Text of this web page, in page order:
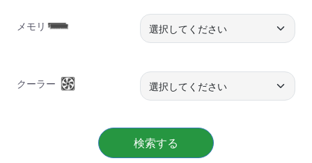
メモリ
クーラー
検索する